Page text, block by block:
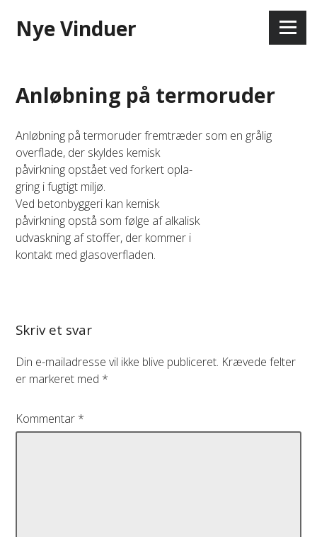
content
Nye Vinduer Menu
Anløbning på termoruder
Anløbning på termoruder fremtræder som en grålig
overflade, der skyldes kemisk
påvirkning opstået ved forkert opla-
gring i fugtigt miljø.
Ved betonbyggeri kan kemisk
påvirkning opstå som følge af alkalisk
udvaskning af stoffer, der kommer i
kontakt med glasoverfladen.
Skriv et svar
Din e-mailadresse vil ikke blive publiceret. Krævede felter
er markeret med *
Kommentar *